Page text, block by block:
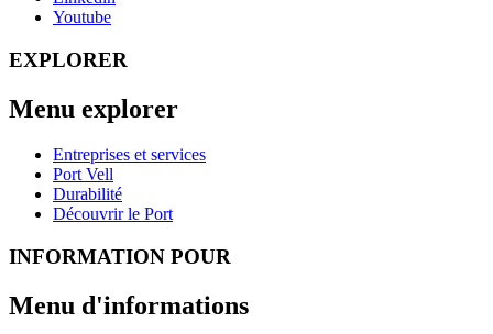
Youtube
EXPLORER
Menu explorer
Entreprises et services
Port Vell
Durabilité
Découvrir le Port
INFORMATION POUR
Menu d'informations